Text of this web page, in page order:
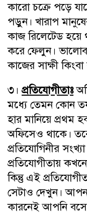
কারো চক্রে পড়ে
পড়ুন। খারাপ
কাজ রিলেটেড
করে ফেলুন।
কাজের সাক্ষী
৩। প্রতিযোগীতাঃ
মধ্যে তেমন কোন
হার মানিয়ে প্রথম
অফিসেও থাকে।
প্রতিযোগিনীর
প্রতিযোগীতায়
কিন্তু এই
সেটাও দেখুন।
কারনেই আপনি